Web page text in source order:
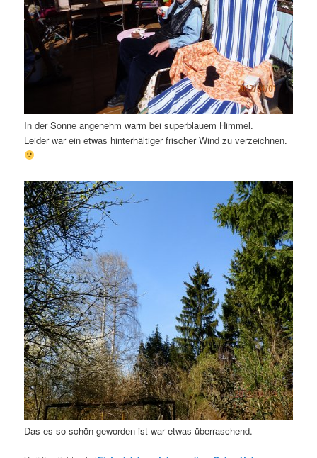
In der Sonne angenehm warm bei superblauem Himmel.
Leider war ein etwas hinterhältiger frischer Wind zu verzeichnen.
Das es so schön geworden ist war etwas überraschend.